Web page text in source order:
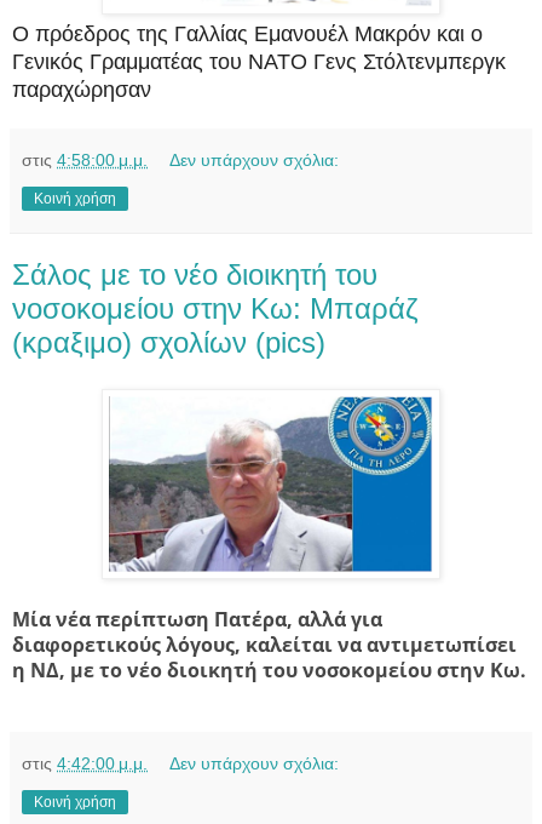
Ο πρόεδρος της Γαλλίας Εμανουέλ Μακρόν και ο
Γενικός Γραμματέας του ΝΑΤΟ Γενς Στόλτενμπεργκ
παραχώρησαν
στις 4:58:00 μ.μ. Δεν υπάρχουν σχόλια:
Κοινή χρήση
Σάλος με το νέο διοικητή του
νοσοκομείου στην Κω: Μπαράζ
(κραξιμο) σχολίων (pics)
Μία νέα περίπτωση Πατέρα, αλλά για
διαφορετικούς λόγους, καλείται να αντιμετωπίσει
η ΝΔ, με το νέο διοικητή του νοσοκομείου στην Κω.
στις 4:42:00 μ.μ. Δεν υπάρχουν σχόλια:
Κοινή χρήση